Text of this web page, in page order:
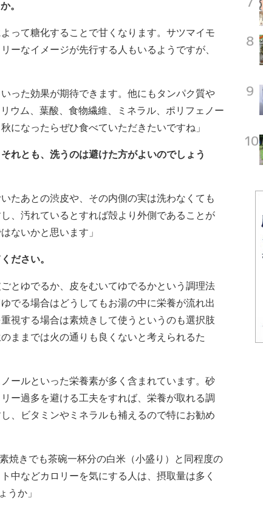
。
って糖化することで甘くなります。サツマイモ
ーなイメージが先行する人もいるようですが、
った効果が期待できます。他にもタンパク質や
ウム、葉酸、食物繊維、ミネラル、ポリフェノー
になったらぜひ食べていただきたいですね」
れとも、洗うのは避けた方がよいのでしょう
たあとの渋皮や、その内側の実は洗わなくても
、汚れているとすれば殻より外側であることが
ないかと思います」
ださい。
とゆでるか、皮をむいてゆでるかという調理法
でる場合はどうしてもお湯の中に栄養が流れ出
視する場合は素焼きして使うというのも選択肢
ままでは火の通りも良くないと考えられるた
ールといった栄養素が多く含まれています。砂
ー過多を避ける工夫をすれば、栄養が取れる調
、ビタミンやミネラルも補えるので特にお勧め
焼きでも茶碗一杯分の白米（小盛り）と同程度の
中などカロリーを気にする人は、摂取量は多く
うか」